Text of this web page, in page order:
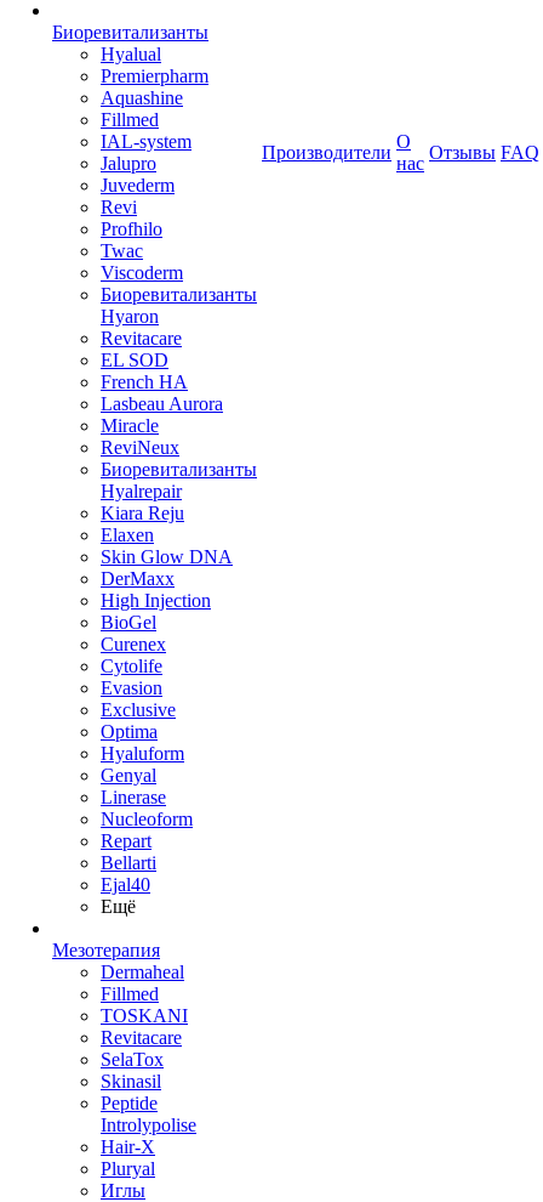
Биоревитализанты
Hyalual
Premierpharm
Aquashine
Fillmed
IAL-system
Jalupro
Juvederm
Revi
Profhilo
Twac
Viscoderm
Биоревитализанты
Hyaron
Revitacare
EL SOD
French HA
Lasbeau Aurora
Miracle
ReviNeux
Биоревитализанты
Hyalrepair
Kiara Reju
Elaxen
Skin Glow DNA
DerMaxx
High Injection
BioGel
Curenex
Cytolife
Evasion
Exclusive
Optima
Hyaluform
Genyal
Linerase
Nucleoform
Repart
Bellarti
Ejal40
Ещё
Мезотерапия
Dermaheal
Fillmed
TOSKANI
Revitacare
SelaTox
Skinasil
Peptide
Introlypolise
Hair-X
Pluryal
Иглы
Производители
О
нас
Отзывы FAQ